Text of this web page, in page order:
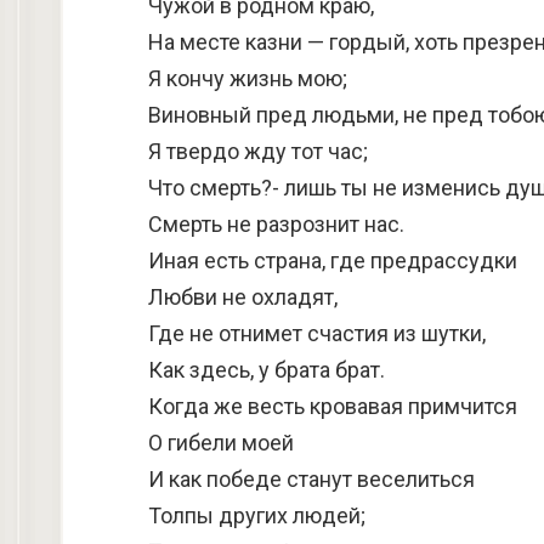
Чужой в родном краю,
На месте казни — гордый, хоть
Я кончу жизнь мою;
Виновный пред людьми, не пред
Я твердо жду тот час;
Что смерть?- лишь ты не изменись
Смерть не разрознит нас.
Иная есть страна, где предрассудки
Любви не охладят,
Где не отнимет счастия из шутки,
Как здесь, у брата брат.
Когда же весть кровавая примчится
О гибели моей
И как победе станут веселиться
Толпы других людей;